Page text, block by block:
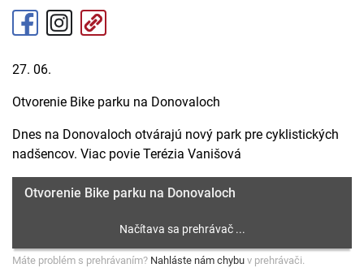
27. 06.
Otvorenie Bike parku na Donovaloch
Dnes na Donovaloch otvárajú nový park pre cyklistických
nadšencov. Viac povie Terézia Vanišová
Otvorenie Bike parku na Donovaloch
Máte problém s prehrávaním? Nahláste nám chybu v prehrávači.